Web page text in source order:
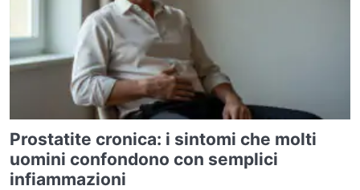
Prostatite cronica: i sintomi che molti
uomini confondono con semplici
infiammazioni